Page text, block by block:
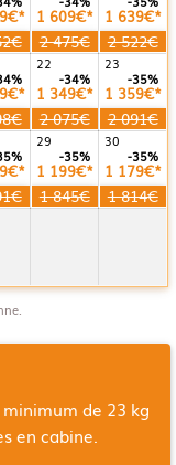
de 23 kg
en cabine.
1 609€*
2 475€
1 639€*
2 522€
22
23
-34%
1 349€*
2 075€
-35%
1 359€*
2 091€
29
30
-35%
1 199€*
1 845€
-35%
1 179€*
1 814€